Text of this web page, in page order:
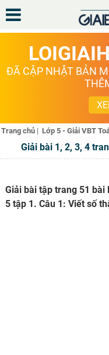
ĐÃ CẬP NHẬT BẢN
Trang chủ | Lớp 5 - Giải VBT
Giải bài 1, 2, 3, 4
Giải bài tập trang 51 bài
5 tập 1. Câu 1: Viết số